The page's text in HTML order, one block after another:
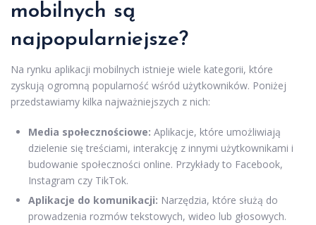
mobilnych są
najpopularniejsze?
Na rynku aplikacji mobilnych istnieje wiele kategorii, które
zyskują ogromną popularność wśród użytkowników. Poniżej
przedstawiamy kilka najważniejszych z nich:
Media społecznościowe: Aplikacje, które umożliwiają
dzielenie się treściami, interakcję z innymi użytkownikami i
budowanie społeczności online. Przykłady to Facebook,
Instagram czy TikTok.
Aplikacje do komunikacji: Narzędzia, które służą do
prowadzenia rozmów tekstowych, wideo lub głosowych.